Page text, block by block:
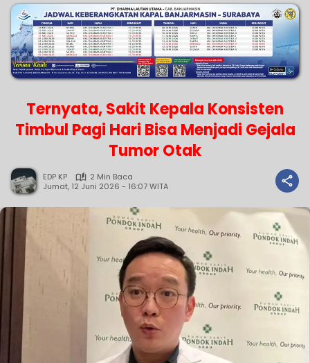
Ternyata, Sakit Kepala Konsisten
Timbul Pagi Hari Bisa Menjadi Gejala
Tumor Otak
EDP KP
2 Min Baca
Jumat, 12 Juni 2026 - 16:07 WITA